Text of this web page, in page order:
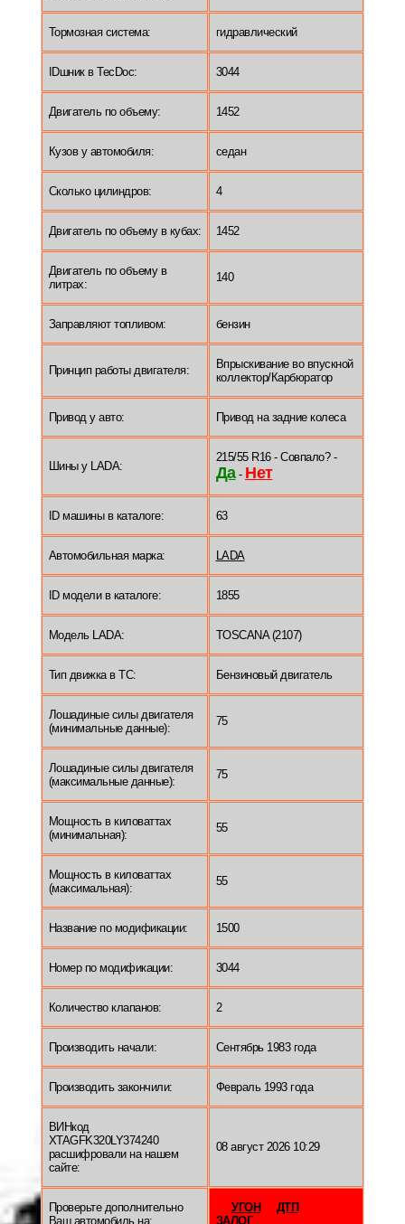
Тормозная система: гидравлический
IDшник в TecDoc: 3044
Двигатель по объему: 1452
Кузов у автомобиля: седан
Сколько цилиндров: 4
Двигатель по объему в кубах: 1452
Двигатель по объему в
литрах:
140
Заправляют топливом: бензин
Принцип работы двигателя:
Впрыскивание во впускной
коллектор/Карбюратор
Привод у авто: Привод на задние колеса
Шины у LADA:
215/55 R16 - Совпало? -
Да- Нет
ID машины в каталоге: 63
Автомобильная марка: LADA
ID модели в каталоге: 1855
Модель LADA: TOSCANA (2107)
Тип движка в ТС: Бензиновый двигатель
Лошадиные силы двигателя
(минимальные данные):
75
Лошадиные силы двигателя
(максимальные данные):
75
Мощность в киловаттах
(минимальная):
55
Мощность в киловаттах
(максимальная):
55
Название по модификации: 1500
Номер по модификации: 3044
Количество клапанов: 2
Производить начали: Сентябрь 1983 года
Производить закончили: Февраль 1993 года
ВИНкод
XTAGFK320LY374240
расшифровали на нашем
сайте:
08 август 2026 10:29
Проверьте дополнительно
Ваш автомобиль на:
УГОН
ДТП
ЗАЛОГ